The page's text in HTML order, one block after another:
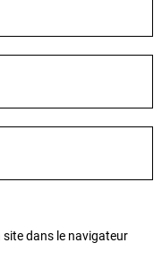
dans le navigateur